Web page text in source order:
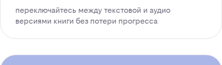
переключайтесь между текстовой и аудио
версиями книги без потери прогресса